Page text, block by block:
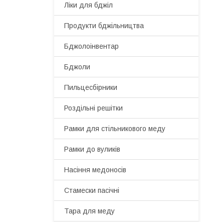
Ліки для бджіл
Продукти бджільництва
Бджолоінвентар
Бджоли
Пильцесбірники
Роздільні решітки
Рамки для стільникового меду
Рамки до вуликів
Насіння медоносів
Стамески пасічні
Тара для меду